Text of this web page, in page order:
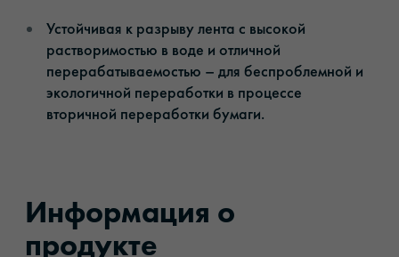
Устойчивая к разрыву лента с высокой
растворимостью в воде и отличной
перерабатываемостью – для беспроблемной и
экологичной переработки в процессе
вторичной переработки бумаги.
Информация о
продукте